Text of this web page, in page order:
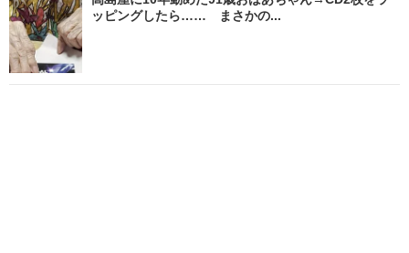
ッピングしたら…… まさかの...